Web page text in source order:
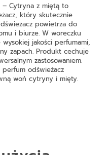
– Cytryna z miętą to
który skutecznie
powietrza do
i biurze. W woreczku
jakości perfumami,
zapach. Produkt cechuje
zastosowaniem.
perfum odświeżacz
woń cytryny i mięty.